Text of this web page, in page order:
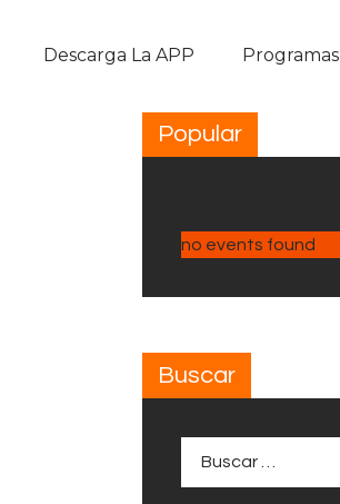
Descarga La APP Programas
Popular
no events found
Buscar